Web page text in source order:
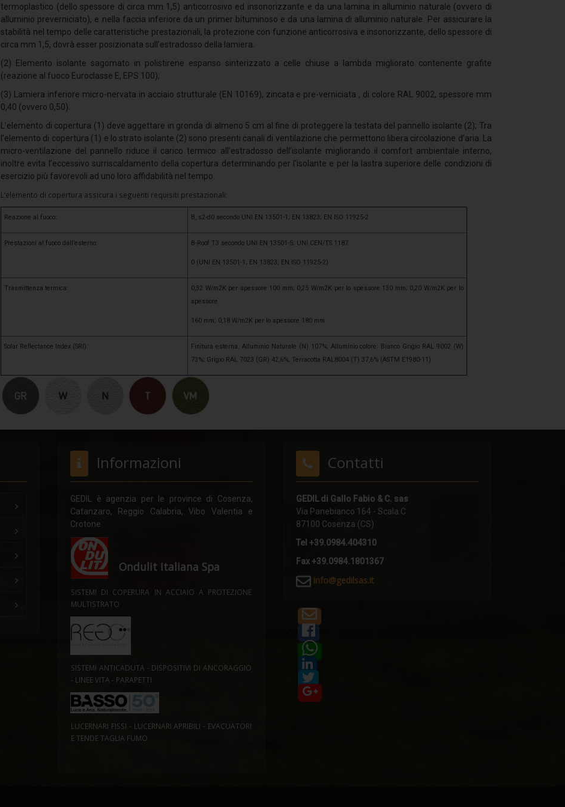
termoplastico (dello spessore di circa mm 1,5) anticorrosivo ed insonorizzante e da una lamina in alluminio naturale (ovvero di
alluminio preverniciato), e nella faccia inferiore da un primer bituminoso e da una lamina di alluminio naturale. Per assicurare la
stabilità nel tempo delle caratteristiche prestazionali, la protezione con funzione anticorrosiva e insonorizzante, dello spessore di
circa mm 1,5, dovrà esser posizionata sull’estradosso della lamiera.
(2) Elemento isolante sagomato in polistirene espanso sinterizzato a celle chiuse a lambda migliorato contenente grafite
(reazione al fuoco Euroclasse E, EPS 100);
(3) Lamiera inferiore micro-nervata in acciaio strutturale (EN 10169), zincata e pre-verniciata , di colore RAL 9002, spessore mm
0,40 (ovvero 0,50).
L’elemento di copertura (1) deve aggettare in gronda di almeno 5 cm al fine di proteggere la testata del pannello isolante (2); Tra
l’elemento di copertura (1) e lo strato isolante (2) sono presenti canali di ventilazione che permettono libera circolazione d’aria. La
micro-ventilazione del pannello riduce il carico termico all’estradosso dell’isolante migliorando il comfort ambientale interno,
inoltre evita l’eccessivo surriscaldamento della copertura determinando per l’isolante e per la lastra superiore delle condizioni di
esercizio più favorevoli ad uno loro affidabilità nel tempo.
L’elemento di copertura assicura i seguenti requisiti prestazionali:
Reazione al fuoco: B, s2-d0 secondo UNI EN 13501-1; EN 13823; EN ISO 11925-2
Prestazioni al fuoco dall’esterno: B-Roof T3 secondo UNI EN 13501-5; UNI CEN/TS 1187.
0 (UNI EN 13501-1; EN 13823; EN ISO 11925-2)
Trasmittenza termica:
0,32 W/m2K per spessore 100 mm; 0,25 W/m2K per lo spessore 130 mm; 0,20 W/m2K per lo
spessore
160 mm; 0,18 W/m2K per lo spessore 180 mm.
Solar Reflectance Index (SRI):
Finitura esterna: Alluminio Naturale (N) 107%; Alluminio colore: Bianco Grigio RAL 9002 (W)
73%; Grigio RAL 7023 (GR) 42,6%; Terracotta RAL8004 (T) 37,6% (ASTM E1980-11).
Informazioni
GEDIL è agenzia per le province di Cosenza,
Catanzaro, Reggio Calabria, Vibo Valentia e
Crotone
Ondulit Italiana Spa
SISTEMI DI COPERURA IN ACCIAIO A PROTEZIONE
MULTISTRATO
SISTEMI ANTICADUTA - DISPOSITIVI DI ANCORAGGIO
- LINEE VITA - PARAPETTI
LUCERNARI FISSI - LUCERNARI APRIBILI - EVACUATORI
E TENDE TAGLIA FUMO
Contatti
GEDIL di Gallo Fabio & C. sas
Via Panebianco 164 - Scala C
87100 Cosenza (CS)
Tel +39.0984.404310
Fax +39.0984.1801367
info@gedilsas.it